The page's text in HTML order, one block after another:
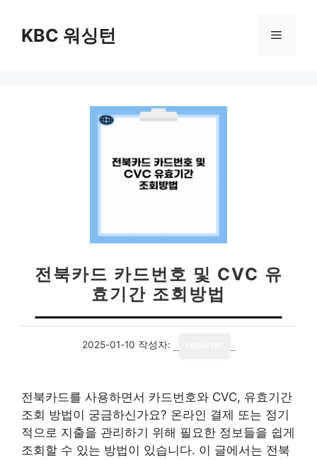
KBC 워싱턴 메
전북카드 카드번호 및 CVC 유
효기간 조회방법
2025-01-10 작성자:
전북카드를 사용하면서 카드번호와 CVC, 유효기간
조회 방법이 궁금하신가요? 온라인 결제 또는 정기
적으로 지출을 관리하기 위해 필요한 정보들을 쉽게
조회할 수 있는 방법이 있습니다. 이 글에서는 전북